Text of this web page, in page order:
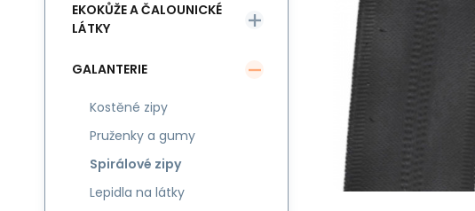
EKOKŮŽE A ČALOUNICKÉ
LÁTKY
GALANTERIE
Kostěné zipy
Pruženky a gumy
Spirálové zipy
Lepidla na látky